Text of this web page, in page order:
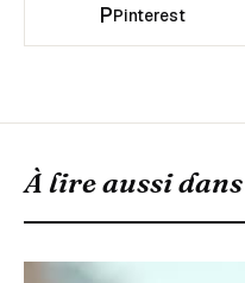
PPinterest
À lire aussi